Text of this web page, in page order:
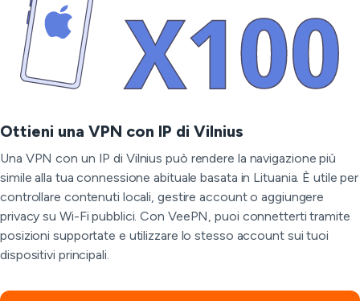
Ottieni una VPN con IP di Vilnius
Una VPN con un IP di Vilnius può rendere la navigazione più
simile alla tua connessione abituale basata in Lituania. È utile per
controllare contenuti locali, gestire account o aggiungere
privacy su Wi-Fi pubblici. Con VeePN, puoi connetterti tramite
posizioni supportate e utilizzare lo stesso account sui tuoi
dispositivi principali.